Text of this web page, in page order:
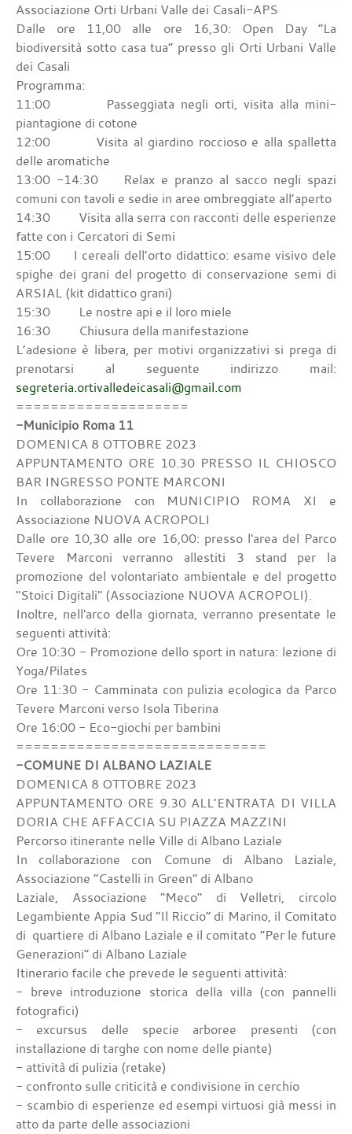
Associazione Orti Urbani Valle dei Casali-APS
Dalle ore 11,00 alle ore 16,30: Open Day “La
biodiversità sotto casa tua” presso gli Orti Urbani Valle
dei Casali
Programma:
11:00 Passeggiata negli orti, visita alla mini-
piantagione di cotone
12:00 Visita al giardino roccioso e alla spalletta
delle aromatiche
13:00 -14:30 Relax e pranzo al sacco negli spazi
comuni con tavoli e sedie in aree ombreggiate all’aperto
14:30 Visita alla serra con racconti delle esperienze
fatte con i Cercatori di Semi
15:00 I cereali dell’orto didattico: esame visivo dele
spighe dei grani del progetto di conservazione semi di
ARSIAL (kit didattico grani)
15:30 Le nostre api e il loro miele
16:30 Chiusura della manifestazione
L’adesione è libera, per motivi organizzativi si prega di
prenotarsi al seguente indirizzo mail:
segreteria.ortivalledeicasali@gmail.com
====================
-Municipio Roma 11
DOMENICA 8 OTTOBRE 2023
APPUNTAMENTO ORE 10.30 PRESSO IL CHIOSCO
BAR INGRESSO PONTE MARCONI
In collaborazione con MUNICIPIO ROMA XI e
Associazione NUOVA ACROPOLI
Dalle ore 10,30 alle ore 16,00: presso l'area del Parco
Tevere Marconi verranno allestiti 3 stand per la
promozione del volontariato ambientale e del progetto
"Stoici Digitali" (Associazione NUOVA ACROPOLI).
Inoltre, nell'arco della giornata, verranno presentate le
seguenti attività:
Ore 10:30 - Promozione dello sport in natura: lezione di
Yoga/Pilates
Ore 11:30 - Camminata con pulizia ecologica da Parco
Tevere Marconi verso Isola Tiberina
Ore 16:00 - Eco-giochi per bambini
=============================
-COMUNE DI ALBANO LAZIALE
DOMENICA 8 OTTOBRE 2023
APPUNTAMENTO ORE 9.30 ALL’ENTRATA DI VILLA
DORIA CHE AFFACCIA SU PIAZZA MAZZINI
Percorso itinerante nelle Ville di Albano Laziale
In collaborazione con Comune di Albano Laziale,
Associazione “Castelli in Green” di Albano
Laziale, Associazione "Meco" di Velletri, circolo
Legambiente Appia Sud “Il Riccio” di Marino, il Comitato
di quartiere di Albano Laziale e il comitato “Per le future
Generazioni” di Albano Laziale
Itinerario facile che prevede le seguenti attività:
- breve introduzione storica della villa (con pannelli
fotografici)
- excursus delle specie arboree presenti (con
installazione di targhe con nome delle piante)
- attività di pulizia (retake)
- confronto sulle criticità e condivisione in cerchio
- scambio di esperienze ed esempi virtuosi già messi in
atto da parte delle associazioni